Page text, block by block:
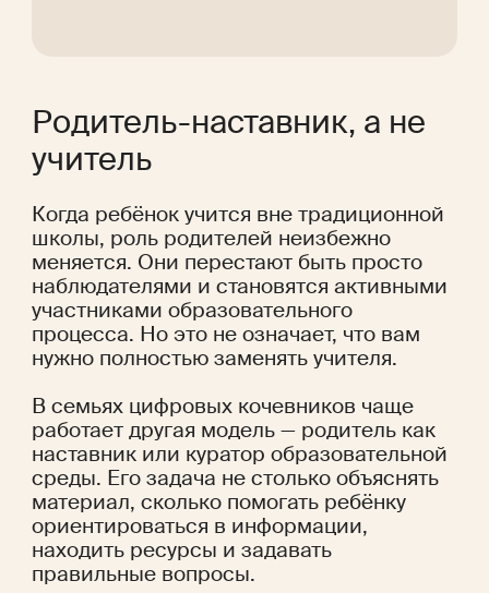
Родитель-наставник, а не
учитель
Когда ребёнок учится вне традиционной
школы, роль родителей неизбежно
меняется. Они перестают быть просто
наблюдателями и становятся активными
участниками образовательного
процесса. Но это не означает, что вам
нужно полностью заменять учителя.
В семьях цифровых кочевников чаще
работает другая модель — родитель как
наставник или куратор образовательной
среды. Его задача не столько объяснять
материал, сколько помогать ребёнку
ориентироваться в информации,
находить ресурсы и задавать
правильные вопросы.